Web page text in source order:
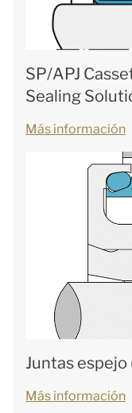
SP/APJ
Sealing
Más información
Juntas espejo
Más información